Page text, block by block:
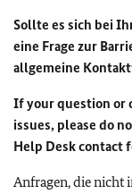
Sollte es sich bei
eine Frage zur
allgemeine
If your question or
issues, please do
Help Desk contact
Anfragen, die nicht